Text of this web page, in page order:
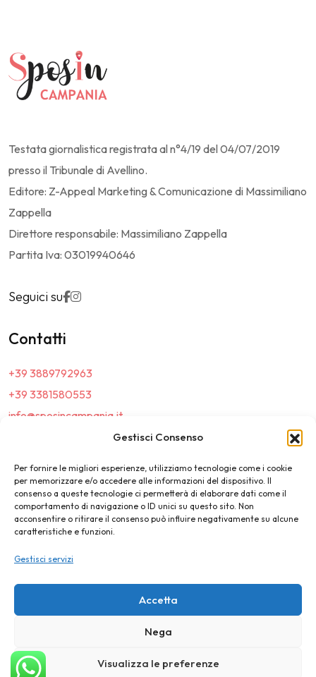
Gestisci Consenso
Per fornire le migliori esperienze, utilizziamo tecnologie come i cookie
per memorizzare e/o accedere alle informazioni del dispositivo. Il
consenso a queste tecnologie ci permetterà di elaborare dati come il
comportamento di navigazione o ID unici su questo sito. Non
acconsentire o ritirare il consenso può influire negativamente su alcune
caratteristiche e funzioni.
Gestisci servizi
Accetta
Nega
Visualizza le preferenze
Testata giornalistica registrata al n°4/19 del 04/07/2019
presso il Tribunale di Avellino.
Editore: Z-Appeal Marketing & Comunicazione di Massimiliano
Zappella
Direttore responsabile: Massimiliano Zappella
Partita Iva: 03019940646
Seguici su
Contatti
+39 3889792963
+39 3381580553
info@sposincampania.it
sposincampania@pec.it
Link
Top100
News e Tendenze
Destination Wedding
©2025 SposIn Campania